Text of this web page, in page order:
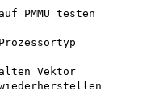
PMMU testen
Vektor